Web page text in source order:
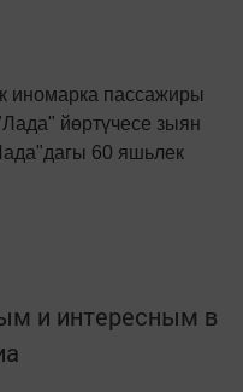
иномарка пассажиры
йөртүчесе зыян
60 яшьлек
и интересным в